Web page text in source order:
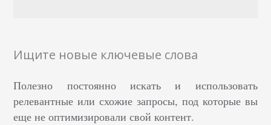
Ищите новые ключевые слова
Полезно постоянно искать и использовать
релевантные или схожие запросы, под которые вы
еще не оптимизировали свой контент.